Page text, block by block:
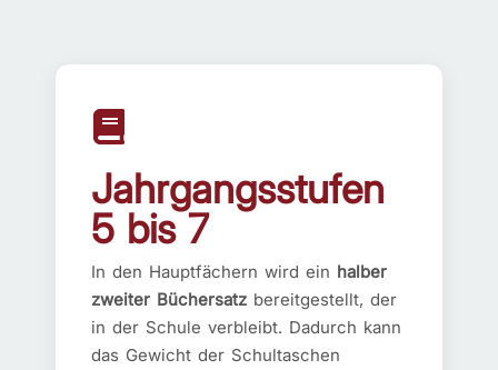
Jahrgangsstufen
5 bis 7
In den Hauptfächern wird ein halber
zweiter Büchersatz bereitgestellt, der
in der Schule verbleibt. Dadurch kann
das Gewicht der Schultaschen